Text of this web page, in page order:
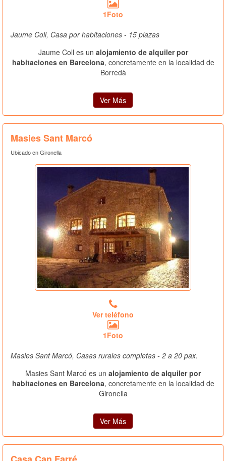
1Foto
Jaume Coll, Casa por habitaciones - 15 plazas
Jaume Coll es un alojamiento de alquiler por
habitaciones en Barcelona, concretamente en la localidad de
Borredà
Ver Más
Masies Sant Marcó
Ubicado en Gironella
Ver teléfono
1Foto
Masies Sant Marcó, Casas rurales completas - 2 a 20 pax.
Masies Sant Marcó es un alojamiento de alquiler por
habitaciones en Barcelona, concretamente en la localidad de
Gironella
Ver Más